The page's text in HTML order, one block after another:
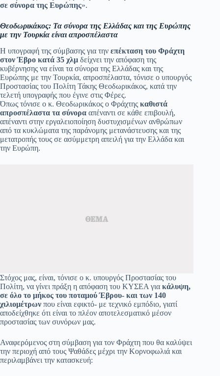
σε σύνορα της Ευρώπης».
Θεοδωρικάκος: Τα σύνορα της Ελλάδας και της Ευρώπης
με την Τουρκία είναι απροσπέλαστα
Η υπογραφή της σύμβασης για την επέκταση του Φράχτη
στον Έβρο κατά 35 χλμ δείχνει την απόφαση της
κυβέρνησης να είναι τα σύνορα της Ελλάδας και της
Ευρώπης με την Τουρκία, απροσπέλαστα, τόνισε ο υπουργός
Προστασίας του Πολίτη Τάκης Θεοδωρικάκος, κατά την
τελετή υπογραφής που έγινε στις Φέρες.
Όπως τόνισε ο κ. Θεοδωρικάκος ο Φράχτης καθιστά
απροσπέλαστα τα σύνορα απέναντι σε κάθε επιβουλή,
απέναντι στην εργαλειοποίηση δυστυχισμένων ανθρώπων
από τα κυκλώματα της παράνομης μετανάστευσης και της
μετατροπής τους σε ασύμμετρη απειλή για την Ελλάδα και
την Ευρώπη.
Στόχος μας, είναι, τόνισε ο κ. υπουργός Προστασίας του
Πολίτη, να γίνει πράξη η απόφαση του ΚΥΣΕΑ για κάλυψη,
σε όλο το μήκος του ποταμού Έβρου- και των 140
χιλιομέτρων που είναι εφικτό- με τεχνικό εμπόδιο, γιατί
αποδείχθηκε ότι είναι το πλέον αποτελεσματικό μέσον
προστασίας των συνόρων μας.
Αναφερόμενος στη σύμβαση για τον Φράχτη που θα καλύψει
την περιοχή από τους Ψαθάδες μέχρι την Κορνοφωλιά και
περιλαμβάνει την κατασκευή: